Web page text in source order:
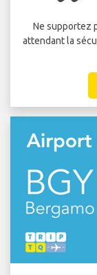
Ne supportez
attendant la